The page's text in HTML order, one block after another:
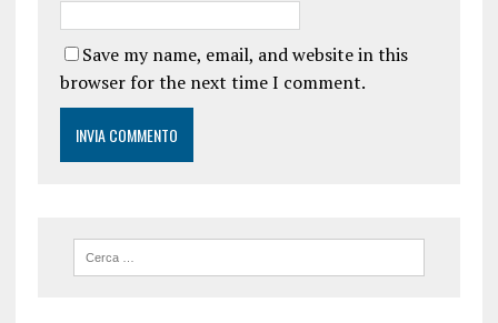
Save my name, email, and website in this
browser for the next time I comment.